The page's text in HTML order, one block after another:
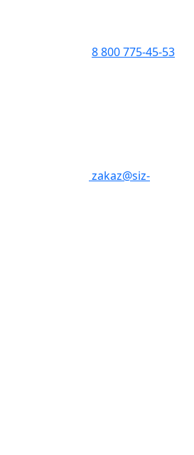
8 800 775-45-53
zakaz@siz-